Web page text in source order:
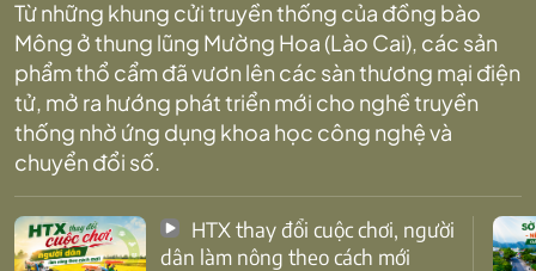
Từ những khung cửi truyền thống của đồng bào
Mông ở thung lũng Mường Hoa (Lào Cai), các sản
phẩm thổ cẩm đã vươn lên các sàn thương mại điện
tử, mở ra hướng phát triển mới cho nghề truyền
thống nhờ ứng dụng khoa học công nghệ và
chuyển đổi số.
dân làm nông theo cách mới